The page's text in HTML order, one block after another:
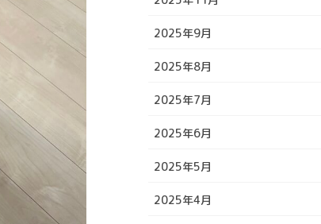
2025年9月
2025年8月
2025年7月
2025年6月
2025年5月
2025年4月